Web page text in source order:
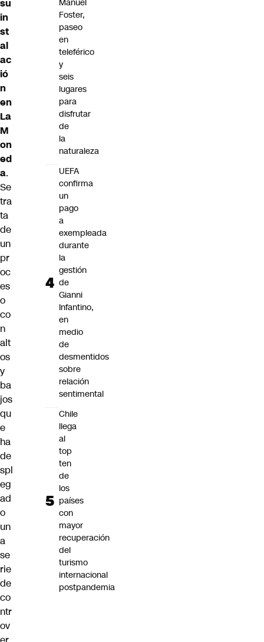
su
in
st
al
ac
ió
n
en
La
M
on
ed
a.
Se
tra
ta
de
un
pr
oc
es
o
co
n
alt
os
y
ba
jos
qu
e
ha
de
spl
eg
ad
o
un
a
se
rie
de
co
ntr
ov
Manuel
Foster,
paseo
en
teleférico
y
seis
lugares
para
disfrutar
de
la
naturaleza
UEFA
confirma
un
pago
a
exempleada
durante
la
gestión
de
Gianni
Infantino,
en
medio
de
desmentidos
sobre
relación
sentimental
Chile
llega
al
top
ten
de
los
países
con
mayor
recuperación
del
turismo
internacional
postpandemia